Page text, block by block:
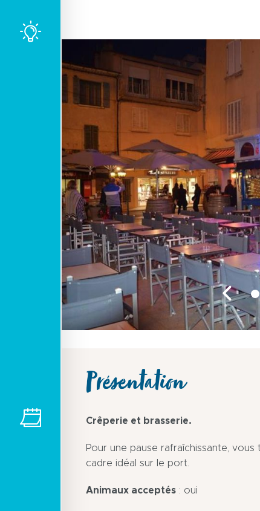
Présentation
Crêperie et brasserie.
Pour une pause rafraîchissante,
cadre idéal sur le port.
Animaux acceptés : oui